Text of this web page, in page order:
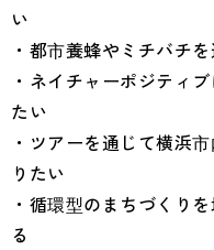
い
・都市養蜂やミチバチ
・ネイチャーポジティ
たい
・ツアーを通じて横浜
りたい
・循環型のまちづくり
る